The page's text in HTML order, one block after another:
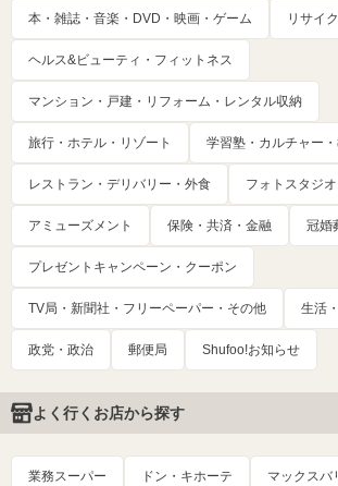
本・雑誌・音楽・DVD・映画・ゲーム リサイ
ヘルス&ビューティ・フィットネス
マンション・戸建・リフォーム・レンタル収納
旅行・ホテル・リゾート 学習塾・カルチャー
レストラン・デリバリー・外食 フォトスタジ
アミューズメント 保険・共済・金融 冠婚
プレゼントキャンペーン・クーポン
TV局・新聞社・フリーペーパー・その他 生活
政党・政治 郵便局 Shufoo!お知らせ
よく行くお店から探す
業務スーパー ドン・キホーテ マックスバ